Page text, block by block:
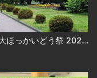
今年は“道庁赤れんがガーデン”で開催！【大ほっかいどう祭 2026】